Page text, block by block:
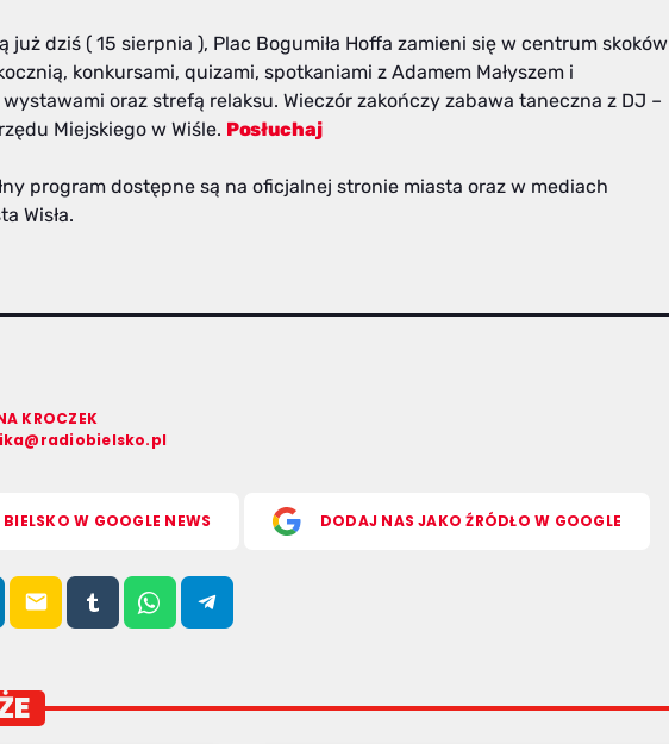
dziś ( 15 sierpnia ), Plac Bogumiła Hoffa zamieni się w centrum skoków
konkursami, quizami, spotkaniami z Adamem Małyszem i
oraz strefą relaksu. Wieczór zakończy zabawa taneczna z DJ –
Miejskiego w Wiśle. Posłuchaj
program dostępne są na oficjalnej stronie miasta oraz w mediach
Wisła.
KROCZEK
W GOOGLE NEWS DODAJ NAS JAKO ŹRÓDŁO W GOOGLE
email